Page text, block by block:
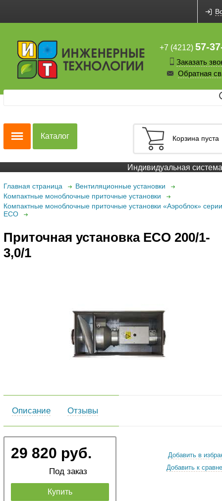
+7 (4212) 57-
Заказать
Обратная
Корзина пуста
Каталог
Индивидуальная система
Главная страница
Вентиляционные установки
Компактные моноблочные приточные установки
Компактные моноблочные приточные установки «Аэроблок» серии
ECO
Приточная установка ECO 200/1-
3,0/1
Описание Отзывы
29 820 руб.
Под заказ
Купить
Добавить в
Добавить к